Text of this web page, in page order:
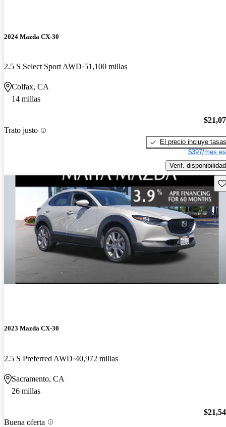
2024 Mazda CX-30
2.5 S Select Sport AWD 51,100 millas
Colfax, CA
14 millas
Trato justo
El precio incluye tasas
$397/mes
Verif. disponibilidad
2023 Mazda CX-30
2.5 S Preferred AWD 40,972 millas
Sacramento, CA
26 millas
Buena oferta